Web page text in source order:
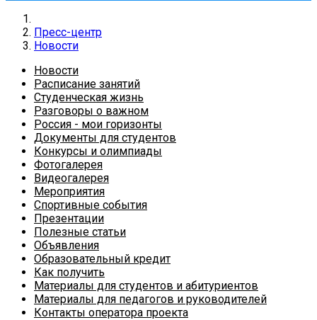
Пресс-центр
Новости
Новости
Расписание занятий
Студенческая жизнь
Разговоры о важном
Россия - мои горизонты
Документы для студентов
Конкурсы и олимпиады
Фотогалерея
Видеогалерея
Мероприятия
Спортивные события
Презентации
Полезные статьи
Объявления
Образовательный кредит
Как получить
Материалы для студентов и абитуриентов
Материалы для педагогов и руководителей
Контакты оператора проекта